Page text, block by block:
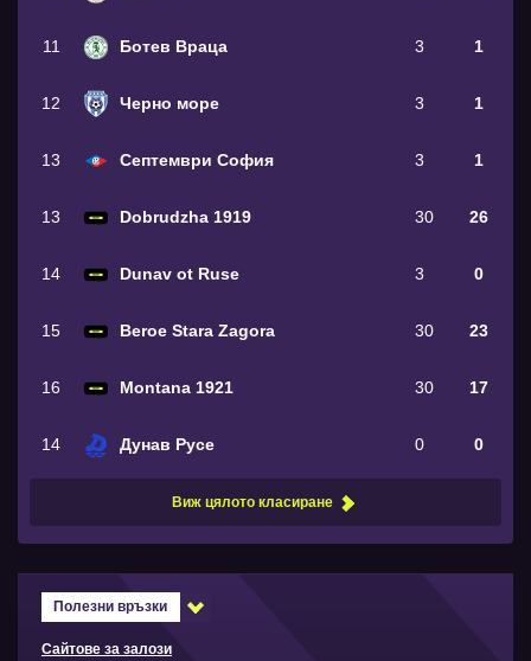
11 Ботев Враца 3 1
12 Черно море 3 1
13 Септември София 3 1
13 Dobrudzha 1919 30 26
14 Dunav ot Ruse 3 0
15 Beroe Stara Zagora 30 23
16 Montana 1921 30 17
14 Дунав Русе 0 0
Виж цялото класиране
Полезни връзки
Сайтове за залози